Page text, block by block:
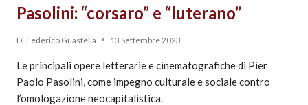
Pasolini: “corsaro” e “luterano”
Di Federico Guastella 13 Settembre 2023
Le principali opere letterarie e cinematografiche di Pier
Paolo Pasolini, come impegno culturale e sociale contro
l’omologazione neocapitalistica.